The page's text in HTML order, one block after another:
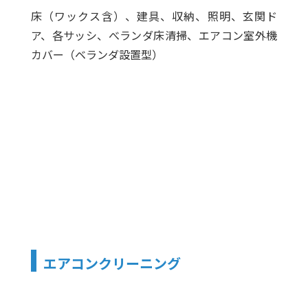
床（ワックス含）、建具、収納、照明、玄関ド
ア、各サッシ、べランダ床清掃、エアコン室外機
カバー（ベランダ設置型）
エアコンクリーニング